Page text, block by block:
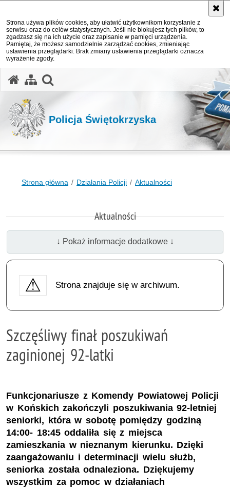
Strona używa plików cookies, aby ułatwić użytkownikom korzystanie z
serwisu oraz do celów statystycznych. Jeśli nie blokujesz tych plików, to
zgadzasz się na ich użycie oraz zapisanie w pamięci urządzenia.
Pamiętaj, że możesz samodzielnie zarządzać cookies, zmieniając
ustawienia przeglądarki. Brak zmiany ustawienia przeglądarki oznacza
wyrażenie zgody.
Policja Świętokrzyska
Strona główna Działania Policji Aktualności
Aktualności
↓ Pokaż informacje dodatkowe ↓
Strona znajduje się w archiwum.
Szczęśliwy finał poszukiwań
zaginionej 92-latki
Funkcjonariusze z Komendy Powiatowej Policji
w Końskich zakończyli poszukiwania 92-letniej
seniorki, która w sobotę pomiędzy godziną
14:00- 18:45 oddaliła się z miejsca
zamieszkania w nieznanym kierunku. Dzięki
zaangażowaniu i determinacji wielu służb,
seniorka została odnaleziona. Dziękujemy
wszystkim za pomoc w działaniach